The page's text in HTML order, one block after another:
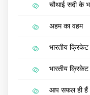
चौथाई सदी के
अहम का वहम
भारतीय
भारतीय
आप सफल ही हैं